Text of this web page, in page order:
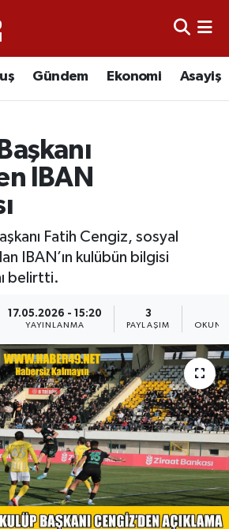
Gündem Ekonomi Asayiş
IBAN
Fatih Cengiz, sosyal
IBAN’ın kulübün bilgisi
belirtti.
17.05.2026 - 15:20
YAYINLANMA
3
PAYLAŞIM
Eczaneler
Haritası